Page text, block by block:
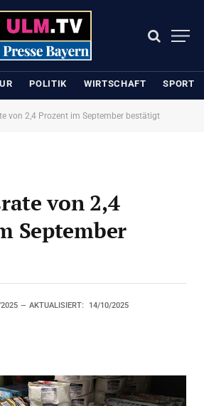
POLITIK WIRTSCHAFT SPORT
von 2,4 Prozent im September bestätigt
von 2,4
September
AKTUALISIERT: 14/10/2025